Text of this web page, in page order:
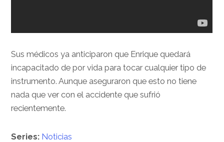
Sus médicos ya anticiparon que Enrique quedará
incapacitado de por vida para tocar cualquier tipo de
instrumento. Aunque aseguraron que esto no tiene
nada que ver con el accidente que sufrió
recientemente.
Series: Noticias